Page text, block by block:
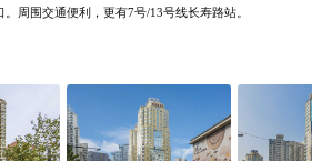
周围交通便利，更有7号/13号线长寿路站。